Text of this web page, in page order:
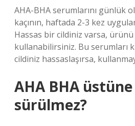
AHA-BHA serumlarını günlük
kaçının, haftada 2-3 kez
Hassas bir cildiniz varsa,
kullanabilirsiniz. Bu serumları
cildiniz hassaslaşırsa,
AHA BHA
sürülmez?